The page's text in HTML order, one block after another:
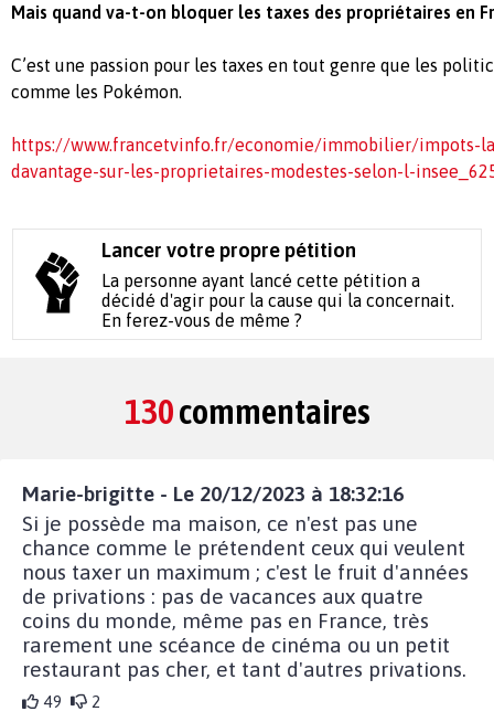
Mais quand va-t-on bloquer les taxes des propriétaires en
C’est une passion pour les taxes en tout genre que les
comme les Pokémon.
https://www.francetvinfo.fr/economie/immobilier/impots-
davantage-sur-les-proprietaires-modestes-selon-l-
Lancer votre propre pétition
La personne ayant lancé cette pétition a
décidé d'agir pour la cause qui la concernait.
En ferez-vous de même ?
130commentaires
Marie-brigitte - Le 20/12/2023 à 18:32:16
Si je possède ma maison, ce n'est pas une
chance comme le prétendent ceux qui veulent
nous taxer un maximum ; c'est le fruit d'années
de privations : pas de vacances aux quatre
coins du monde, même pas en France, très
rarement une scéance de cinéma ou un petit
restaurant pas cher, et tant d'autres privations.
49 2